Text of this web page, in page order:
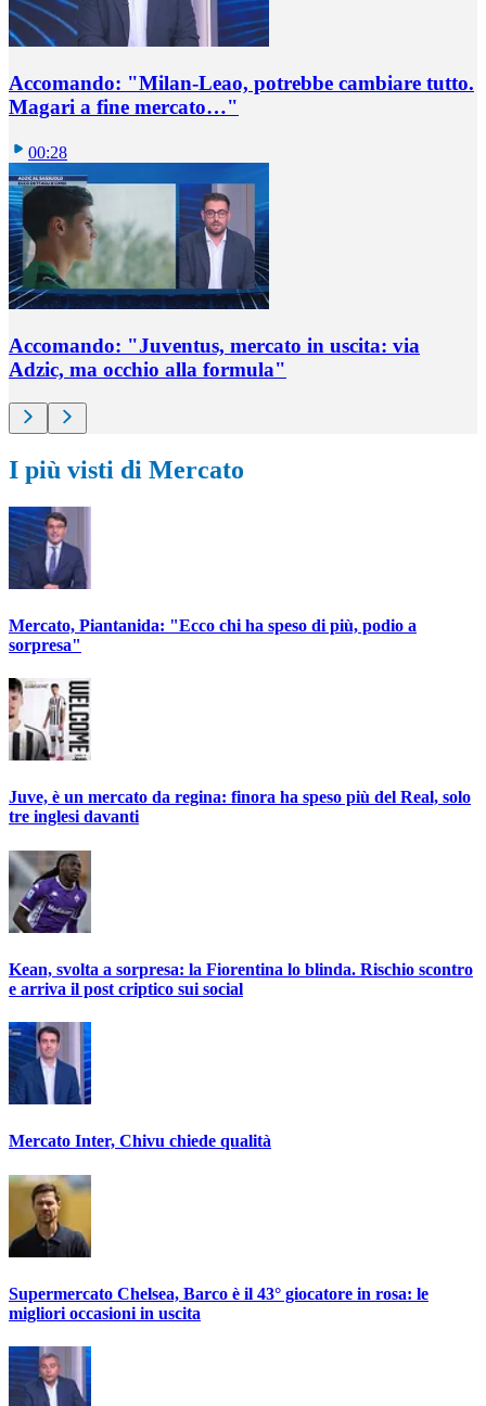
Accomando: "Milan-Leao, potrebbe cambiare tutto.
Magari a fine mercato…"
00:28
Accomando: "Juventus, mercato in uscita: via
Adzic, ma occhio alla formula"
I più visti di Mercato
Mercato, Piantanida: "Ecco chi ha speso di più, podio a
sorpresa"
Juve, è un mercato da regina: finora ha speso più del Real, solo
tre inglesi davanti
Kean, svolta a sorpresa: la Fiorentina lo blinda. Rischio scontro
e arriva il post criptico sui social
Mercato Inter, Chivu chiede qualità
Supermercato Chelsea, Barco è il 43° giocatore in rosa: le
migliori occasioni in uscita